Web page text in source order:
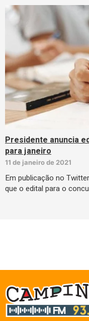
Presidente anuncia
para janeiro
11 de janeiro de 2021
Em publicação no
que o edital para o